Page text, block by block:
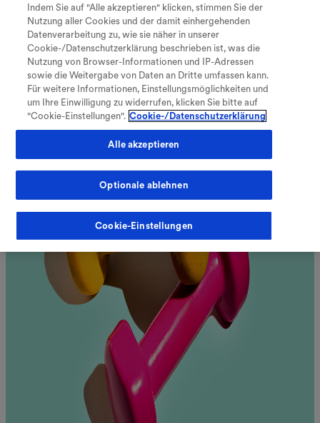
Seite durchsuchen
Nach oben springen
Verzeichnis öffnen
Meine TherapieWarenkorb
Indem Sie auf "Alle akzeptieren" klicken, stimmen Sie der
Nutzung aller Cookies und der damit einhergehenden
Datenverarbeitung zu, wie sie näher in unserer
Cookie-/Datenschutzerklärung beschrieben ist, was die
Nutzung von Browser-Informationen und IP-Adressen
sowie die Weitergabe von Daten an Dritte umfassen kann.
Für weitere Informationen, Einstellungsmöglichkeiten und
um Ihre Einwilligung zu widerrufen, klicken Sie bitte auf
"Cookie-Einstellungen". Cookie-/Datenschutzerklärung
Cookie-Einstellungen
Optionale ablehnen
Alle akzeptieren